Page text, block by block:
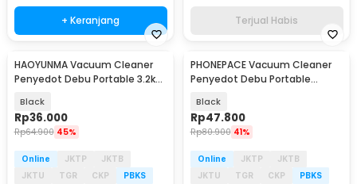
+ Keranjang Terjual Habis
HAOYUNMA Vacuum Cleaner
Penyedot Debu Portable 3.2kPa
Black
Rp36.000
Rp64.900 45%
Online JKTP
JKTB
JKTU
TGR CKP
PBKS
PHONEPACE Vacuum Cleaner
Penyedot Debu Portable
6222
Black
Rp47.800
Rp80.900 41%
Online JKTP
JKTB
JKTU
TGR CKP
PBKS